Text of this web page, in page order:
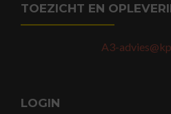
TOEZICHT EN
A3-
LOGIN